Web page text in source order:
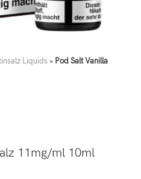
Liquids » Pod Salt Vanilla
11mg/ml 10ml